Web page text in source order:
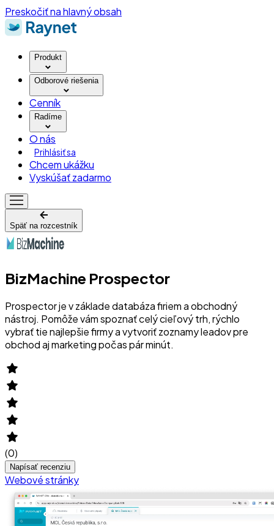
Preskočiť na hlavný obsah
Produkt
Odborové riešenia
Cenník
Radíme
O nás
Prihlásiť sa
Chcem ukážku
Vyskúšať zadarmo
Späť na rozcestník
BizMachine Prospector
Prospector je v základe databáza firiem a obchodný
nástroj. Pomôže vám spoznať celý cieľový trh, rýchlo
vybrať tie najlepšie firmy a vytvoriť zoznamy leadov pre
obchod aj marketing počas pár minút.
(0)
Napísať recenziu
Webové stránky